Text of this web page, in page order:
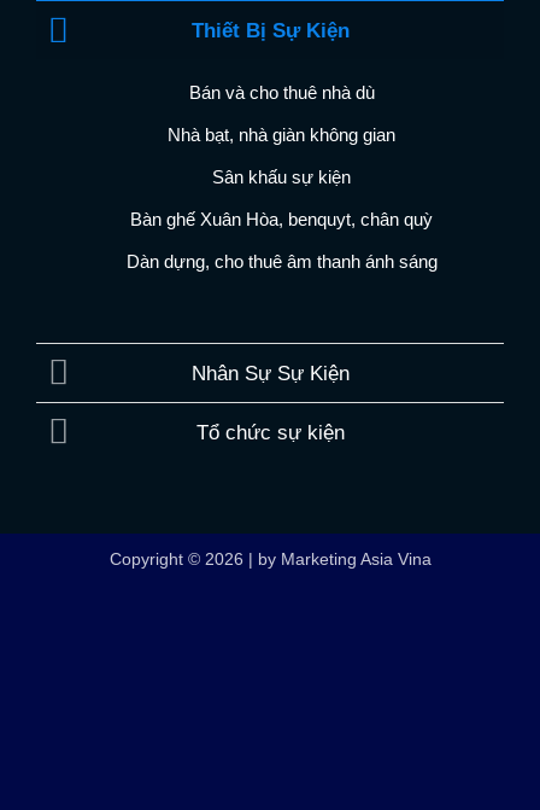
Thiết Bị Sự Kiện
Bán và cho thuê nhà dù
Nhà bạt, nhà giàn không gian
Sân khấu sự kiện
Bàn ghế Xuân Hòa, benquyt, chân quỳ
Dàn dựng, cho thuê âm thanh ánh sáng
Nhân Sự Sự Kiện
Tổ chức sự kiện
Copyright © 2026 | by Marketing Asia Vina